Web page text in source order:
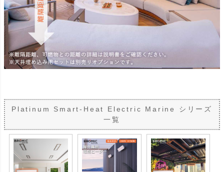
Platinum Smart-Heat Electric Marine シリーズ
一覧